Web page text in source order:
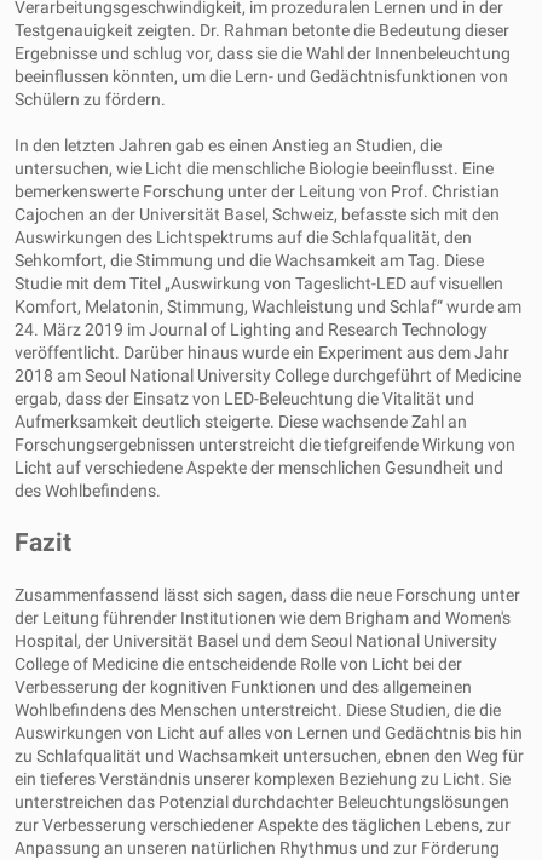
Verarbeitungsgeschwindigkeit, im prozeduralen Lernen und in der
Testgenauigkeit zeigten. Dr. Rahman betonte die Bedeutung dieser
Ergebnisse und schlug vor, dass sie die Wahl der Innenbeleuchtung
beeinflussen könnten, um die Lern- und Gedächtnisfunktionen von
Schülern zu fördern.
In den letzten Jahren gab es einen Anstieg an Studien, die
untersuchen, wie Licht die menschliche Biologie beeinflusst. Eine
bemerkenswerte Forschung unter der Leitung von Prof. Christian
Cajochen an der Universität Basel, Schweiz, befasste sich mit den
Auswirkungen des Lichtspektrums auf die Schlafqualität, den
Sehkomfort, die Stimmung und die Wachsamkeit am Tag. Diese
Studie mit dem Titel „Auswirkung von Tageslicht-LED auf visuellen
Komfort, Melatonin, Stimmung, Wachleistung und Schlaf“ wurde am
24. März 2019 im Journal of Lighting and Research Technology
veröffentlicht. Darüber hinaus wurde ein Experiment aus dem Jahr
2018 am Seoul National University College durchgeführt of Medicine
ergab, dass der Einsatz von LED-Beleuchtung die Vitalität und
Aufmerksamkeit deutlich steigerte. Diese wachsende Zahl an
Forschungsergebnissen unterstreicht die tiefgreifende Wirkung von
Licht auf verschiedene Aspekte der menschlichen Gesundheit und
des Wohlbefindens.
Fazit
Zusammenfassend lässt sich sagen, dass die neue Forschung unter
der Leitung führender Institutionen wie dem Brigham and Women's
Hospital, der Universität Basel und dem Seoul National University
College of Medicine die entscheidende Rolle von Licht bei der
Verbesserung der kognitiven Funktionen und des allgemeinen
Wohlbefindens des Menschen unterstreicht. Diese Studien, die die
Auswirkungen von Licht auf alles von Lernen und Gedächtnis bis hin
zu Schlafqualität und Wachsamkeit untersuchen, ebnen den Weg für
ein tieferes Verständnis unserer komplexen Beziehung zu Licht. Sie
unterstreichen das Potenzial durchdachter Beleuchtungslösungen
zur Verbesserung verschiedener Aspekte des täglichen Lebens, zur
Anpassung an unseren natürlichen Rhythmus und zur Förderung